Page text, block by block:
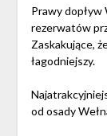
Prawy dopływ
rezerwatów
Zaskakujące,
łagodniejszy.
od osady